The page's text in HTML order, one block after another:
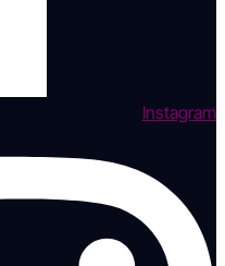
Instagram